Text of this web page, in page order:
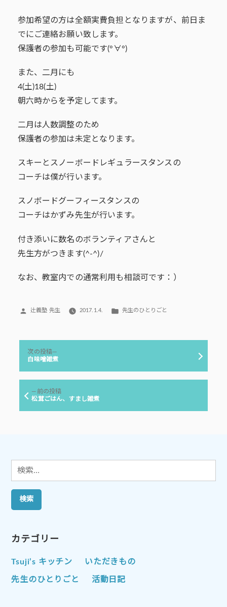
参加希望の方は全額実費負担となりますが、前日ま
でにご連絡お願い致します。
保護者の参加も可能です(°∀°)
また、二月にも
4(土)18(土)
朝六時からを予定してます。
二月は人数調整のため
保護者の参加は未定となります。
スキーとスノーボードレギュラースタンスの
コーチは僕が行います。
スノボードグーフィースタンスの
コーチはかずみ先生が行います。
付き添いに数名のボランティアさんと
先生方がつきます(^-^)/
なお、教室内での通常利用も相談可です：）
投
辻義塾 先生 2017.1.4.
カ
リ
先生のひとりごと
ナ
ー
前の投稿前
の
松茸ごはん、すまし雑煮
次の投稿
の
白味噌雑煮
検
索:
カテゴリー
Tsuji’s キッチン いただきもの
先生のひとりごと 活動日記